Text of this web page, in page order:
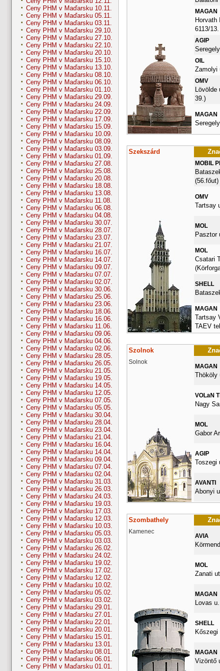
Ceny PHM v Maďarsku 10.11.
Ceny PHM v Maďarsku 05.11.
Ceny PHM v Maďarsku 03.11.
Ceny PHM v Maďarsku 29.10.
Ceny PHM v Maďarsku 27.10.
Ceny PHM v Maďarsku 22.10.
Ceny PHM v Maďarsku 20.10.
Ceny PHM v Maďarsku 15.10.
Ceny PHM v Maďarsku 13.10.
Ceny PHM v Maďarsku 08.10.
Ceny PHM v Maďarsku 06.10.
Ceny PHM v Maďarsku 01.10.
Ceny PHM v Maďarsku 29.09.
Ceny PHM v Maďarsku 24.09.
Ceny PHM v Maďarsku 22.09.
Ceny PHM v Maďarsku 17.09.
Ceny PHM v Maďarsku 15.09.
Ceny PHM v Maďarsku 10.09.
Ceny PHM v Maďarsku 08.09.
Ceny PHM v Maďarsku 03.09.
Ceny PHM v Maďarsku 01.09.
Ceny PHM v Maďarsku 27.08.
Ceny PHM v Maďarsku 25.08.
Ceny PHM v Maďarsku 20.08.
Ceny PHM v Maďarsku 18.08.
Ceny PHM v Maďarsku 13.08.
Ceny PHM v Maďarsku 11.08.
Ceny PHM v Maďarsku 06.08.
Ceny PHM v Maďarsku 04.08.
Ceny PHM v Maďarsku 30.07.
Ceny PHM v Maďarsku 28.07.
Ceny PHM v Maďarsku 23.07.
Ceny PHM v Maďarsku 21.07.
Ceny PHM v Maďarsku 16.07.
Ceny PHM v Maďarsku 14.07.
Ceny PHM v Maďarsku 09.07.
Ceny PHM v Maďarsku 07.07.
Ceny PHM v Maďarsku 02.07.
Ceny PHM v Maďarsku 30.06.
Ceny PHM v Maďarsku 25.06.
Ceny PHM v Maďarsku 23.06.
Ceny PHM v Maďarsku 18.06.
Ceny PHM v Maďarsku 16.06.
Ceny PHM v Maďarsku 11.06.
Ceny PHM v Maďarsku 09.06.
Ceny PHM v Maďarsku 04.06.
Ceny PHM v Maďarsku 02.06.
Ceny PHM v Maďarsku 28.05.
Ceny PHM v Maďarsku 26.05.
Ceny PHM v Maďarsku 21.05.
Ceny PHM v Maďarsku 19.05.
Ceny PHM v Maďarsku 14.05.
Ceny PHM v Maďarsku 12.05.
Ceny PHM v Maďarsku 07.05.
Ceny PHM v Maďarsku 05.05.
Ceny PHM v Maďarsku 30.04.
Ceny PHM v Maďarsku 28.04.
Ceny PHM v Maďarsku 23.04.
Ceny PHM v Maďarsku 21.04.
Ceny PHM v Maďarsku 16.04.
Ceny PHM v Maďarsku 14.04.
Ceny PHM v Maďarsku 09.04.
Ceny PHM v Maďarsku 07.04.
Ceny PHM v Maďarsku 02.04.
Ceny PHM v Maďarsku 31.03.
Ceny PHM v Maďarsku 26.03.
Ceny PHM v Maďarsku 24.03.
Ceny PHM v Maďarsku 19.03.
Ceny PHM v Maďarsku 17.03.
Ceny PHM v Maďarsku 12.03.
Ceny PHM v Maďarsku 10.03.
Ceny PHM v Maďarsku 05.03.
Ceny PHM v Maďarsku 03.03.
Ceny PHM v Maďarsku 26.02.
Ceny PHM v Maďarsku 24.02.
Ceny PHM v Maďarsku 19.02.
Ceny PHM v Maďarsku 17.02.
Ceny PHM v Maďarsku 12.02.
Ceny PHM v Maďarsku 10.02.
Ceny PHM v Maďarsku 05.02.
Ceny PHM v Maďarsku 03.02.
Ceny PHM v Maďarsku 29.01.
Ceny PHM v Maďarsku 27.01.
Ceny PHM v Maďarsku 22.01.
Ceny PHM v Maďarsku 20.01.
Ceny PHM v Maďarsku 15.01.
Ceny PHM v Maďarsku 13.01.
Ceny PHM v Maďarsku 08.01.
Ceny PHM v Maďarsku 06.01.
Ceny PHM v Maďarsku 01.01.
MAGAN
Horvath
6113/13.
AGIP
OIL
Zamolyi
OMV
39.)
MAGAN
Szekszárd
MOBIL
(56.főut)
OMV
Tartsay
MOL
Pasztor
MOL
Csatari
SHELL
MAGAN
Tartsay
TAEV
Szolnok
Solnok
MAGAN
Thököly
VOLaN
Nagy
MOL
Gabor
AGIP
Toszegi
AVANTI
Abonyi
Szombathely
Kamenec
AVIA
MOL
Zanati
MAGAN
Lovas
SHELL
Kőszegi
MAGAN
Vizöntő